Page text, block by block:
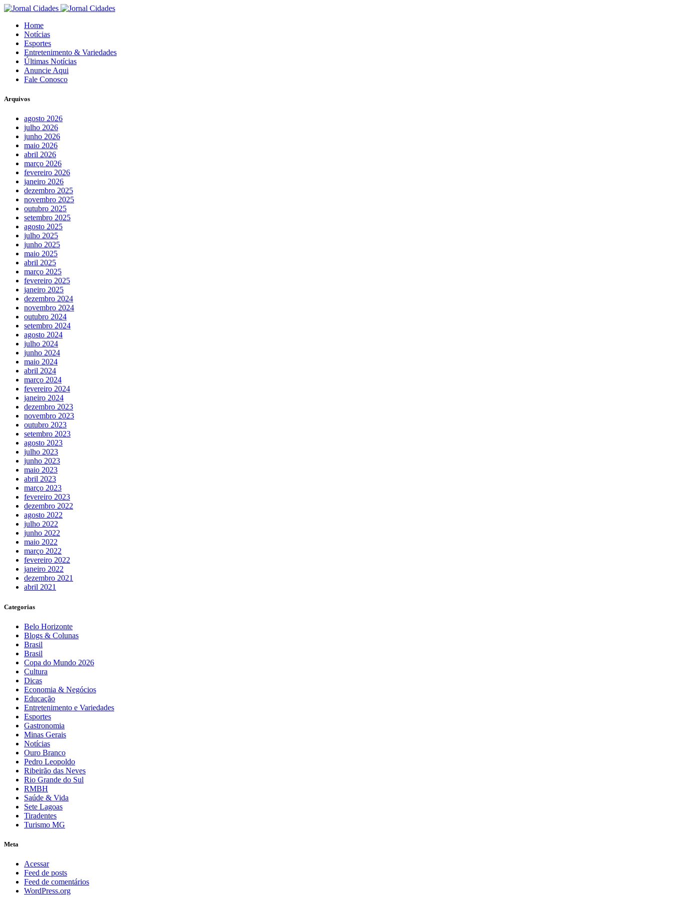
Home
Notícias
Esportes
Entretenimento & Variedades
Últimas Notícias
Anuncie Aqui
Fale Conosco
Arquivos
agosto 2026
julho 2026
junho 2026
maio 2026
abril 2026
março 2026
fevereiro 2026
janeiro 2026
dezembro 2025
novembro 2025
outubro 2025
setembro 2025
agosto 2025
julho 2025
junho 2025
maio 2025
abril 2025
março 2025
fevereiro 2025
janeiro 2025
dezembro 2024
novembro 2024
outubro 2024
setembro 2024
agosto 2024
julho 2024
junho 2024
maio 2024
abril 2024
março 2024
fevereiro 2024
janeiro 2024
dezembro 2023
novembro 2023
outubro 2023
setembro 2023
agosto 2023
julho 2023
junho 2023
maio 2023
abril 2023
março 2023
fevereiro 2023
dezembro 2022
agosto 2022
julho 2022
junho 2022
maio 2022
março 2022
fevereiro 2022
janeiro 2022
dezembro 2021
abril 2021
Categorias
Belo Horizonte
Blogs & Colunas
Brasil
Brasil
Copa do Mundo 2026
Cultura
Dicas
Economia & Negócios
Educação
Entretenimento e Variedades
Esportes
Gastronomia
Minas Gerais
Notícias
Ouro Branco
Pedro Leopoldo
Ribeirão das Neves
Rio Grande do Sul
RMBH
Saúde & Vida
Sete Lagoas
Tiradentes
Turismo MG
Meta
Acessar
Feed de posts
Feed de comentários
WordPress.org